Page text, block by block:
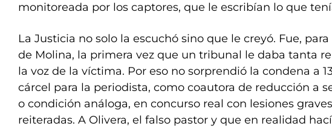
monitoreada por los captores, que le escribían lo que
La Justicia no solo la escuchó sino que le creyó. Fue,
de Molina, la primera vez que un tribunal le daba tanta
la voz de la víctima. Por eso no sorprendió la condena a
cárcel para la periodista, como coautora de reducción a
o condición análoga, en concurso real con lesiones
reiteradas. A Olivera, el falso pastor y que en realidad